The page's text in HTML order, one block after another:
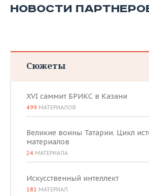
НОВОСТИ
Сюжеты
XVI саммит БРИКС в Казани
499 МАТЕРИАЛОВ
Великие воины Татарии. Цикл
материалов
24 МАТЕРИАЛА
Искусственный интеллект
181 МАТЕРИАЛ